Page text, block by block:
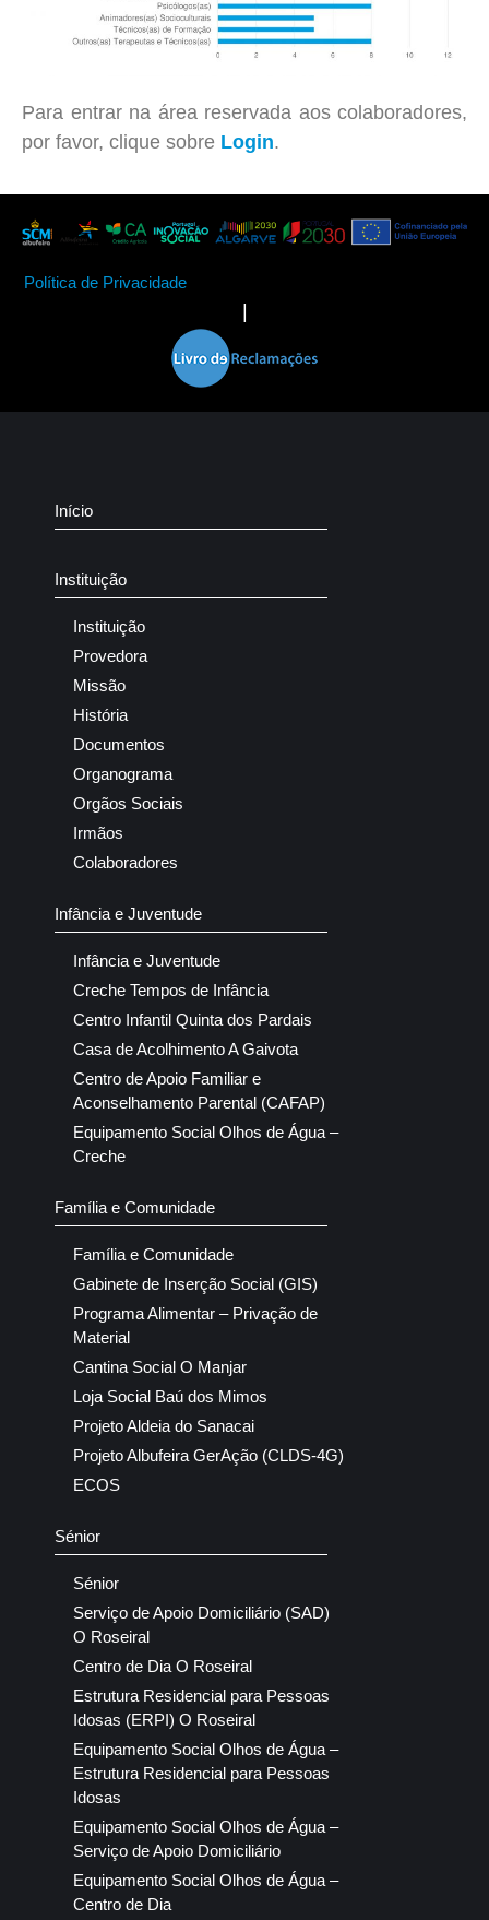
Para entrar na área reservada aos colaboradores,
por favor, clique sobre Login.
Política de Privacidade
Início
Instituição
Instituição
Provedora
Missão
História
Documentos
Organograma
Orgãos Sociais
Irmãos
Colaboradores
Infância e Juventude
Infância e Juventude
Creche Tempos de Infância
Centro Infantil Quinta dos Pardais
Casa de Acolhimento A Gaivota
Centro de Apoio Familiar e
Aconselhamento Parental (CAFAP)
Equipamento Social Olhos de Água –
Creche
Família e Comunidade
Família e Comunidade
Gabinete de Inserção Social (GIS)
Programa Alimentar – Privação de
Material
Cantina Social O Manjar
Loja Social Baú dos Mimos
Projeto Aldeia do Sanacai
Projeto Albufeira GerAção (CLDS-4G)
ECOS
Sénior
Sénior
Serviço de Apoio Domiciliário (SAD)
O Roseiral
Centro de Dia O Roseiral
Estrutura Residencial para Pessoas
Idosas (ERPI) O Roseiral
Equipamento Social Olhos de Água –
Estrutura Residencial para Pessoas
Idosas
Equipamento Social Olhos de Água –
Serviço de Apoio Domiciliário
Equipamento Social Olhos de Água –
Centro de Dia